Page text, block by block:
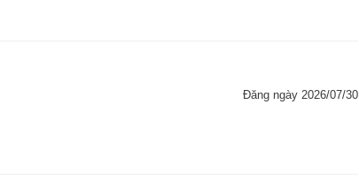
Đăng ngày 2026/07/30